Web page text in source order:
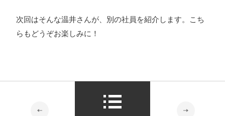
次回はそんな温井さんが、別の社員を紹介します。こち
らもどうぞお楽しみに！